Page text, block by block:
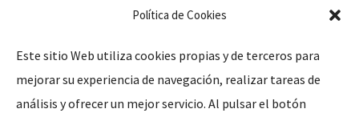
Política de Cookies
Este sitio Web utiliza cookies propias y de terceros para
mejorar su experiencia de navegación, realizar tareas de
análisis y ofrecer un mejor servicio. Al pulsar el botón